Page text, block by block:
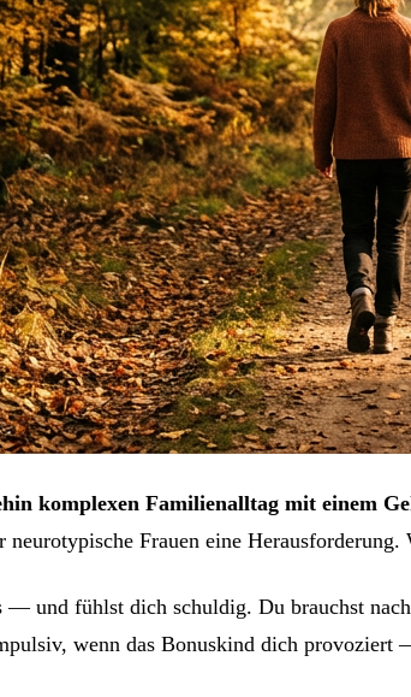
komplexen Familienalltag mit
Frauen eine
— und fühlst dich schuldig. Du brauchst
wenn das Bonuskind dich provoziert